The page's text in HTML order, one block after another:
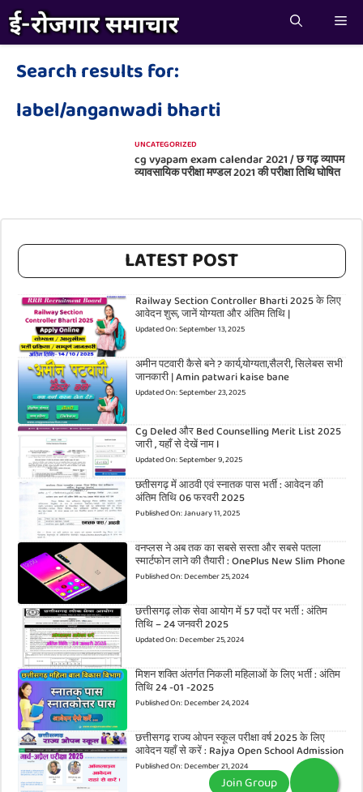
Skip
to
content
Search results for:
label/anganwadi bharti
UNCATEGORIZED
cg vyapam exam calendar 2021 / छ गढ़ व्यापम
व्यावसायिक परीक्षा मण्डल 2021 की परीक्षा तिथि घोषित
LATEST POST
Railway Section Controller Bharti 2025 के लिए
आवेदन शुरू, जानें योग्यता और अंतिम तिथि |
Updated On:September 13, 2025
अमीन पटवारी कैसे बने ? कार्य,योग्यता,सैलरी, सिलेबस सभी
जानकारी | Amin patwari kaise bane
Updated On:September 23, 2025
Cg Deled और Bed Counselling Merit List 2025
जारी , यहाँ से देखें नाम l
Updated On:September 9, 2025
छतीसगढ़ में आठवी एवं स्नातक पास भर्ती : आवेदन की
अंतिम तिथि 06 फरवरी 2025
Published On:January 11, 2025
वनप्लस ने अब तक का सबसे सस्ता और सबसे पतला
स्मार्टफोन लाने की तैयारी : OnePlus New Slim Phone
Published On:December 25, 2024
छत्तीसगढ़ लोक सेवा आयोग में 57 पदों पर भर्ती : अंतिम
तिथि – 24 जनवरी 2025
Updated On:December 25, 2024
मिशन शक्ति अंतर्गत निकली महिलाओं के लिए भर्ती : अंतिम
तिथि 24 -01 -2025
Published On:December 24, 2024
छत्तीसगढ़ राज्य ओपन स्कूल परीक्षा वर्ष 2025 के लिए
आवेदन यहाँ से करें : Rajya Open School Admission
Published On:December 21, 2024